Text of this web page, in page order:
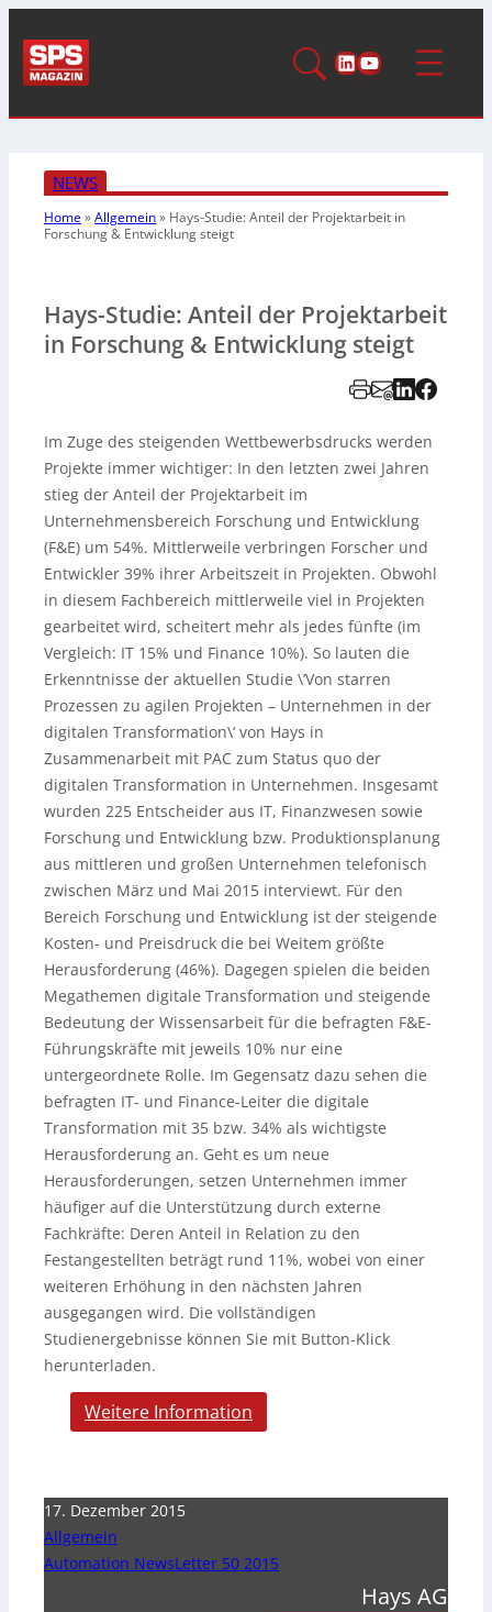
LinkedIn
YouTube
NEWS
Home»Allgemein» Hays-Studie: Anteil der Projektarbeit in
Forschung & Entwicklung steigt
Hays-Studie: Anteil der Projektarbeit
in Forschung & Entwicklung steigt
Im Zuge des steigenden Wettbewerbsdrucks werden
Projekte immer wichtiger: In den letzten zwei Jahren
stieg der Anteil der Projektarbeit im
Unternehmensbereich Forschung und Entwicklung
(F&E) um 54%. Mittlerweile verbringen Forscher und
Entwickler 39% ihrer Arbeitszeit in Projekten. Obwohl
in diesem Fachbereich mittlerweile viel in Projekten
gearbeitet wird, scheitert mehr als jedes fünfte (im
Vergleich: IT 15% und Finance 10%). So lauten die
Erkenntnisse der aktuellen Studie \’Von starren
Prozessen zu agilen Projekten – Unternehmen in der
digitalen Transformation\‘ von Hays in
Zusammenarbeit mit PAC zum Status quo der
digitalen Transformation in Unternehmen. Insgesamt
wurden 225 Entscheider aus IT, Finanzwesen sowie
Forschung und Entwicklung bzw. Produktionsplanung
aus mittleren und großen Unternehmen telefonisch
zwischen März und Mai 2015 interviewt. Für den
Bereich Forschung und Entwicklung ist der steigende
Kosten- und Preisdruck die bei Weitem größte
Herausforderung (46%). Dagegen spielen die beiden
Megathemen digitale Transformation und steigende
Bedeutung der Wissensarbeit für die befragten F&E-
Führungskräfte mit jeweils 10% nur eine
untergeordnete Rolle. Im Gegensatz dazu sehen die
befragten IT- und Finance-Leiter die digitale
Transformation mit 35 bzw. 34% als wichtigste
Herausforderung an. Geht es um neue
Herausforderungen, setzen Unternehmen immer
häufiger auf die Unterstützung durch externe
Fachkräfte: Deren Anteil in Relation zu den
Festangestellten beträgt rund 11%, wobei von einer
weiteren Erhöhung in den nächsten Jahren
ausgegangen wird. Die vollständigen
Studienergebnisse können Sie mit Button-Klick
herunterladen.
Weitere Information
17. Dezember 2015
Allgemein
Automation NewsLetter 50 2015
Hays AG